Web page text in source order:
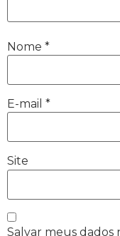
Nome *
E-mail *
Site
Salvar meus dados